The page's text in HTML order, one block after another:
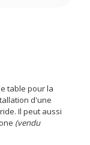
table pour la
d'une
Il peut aussi
(vendu